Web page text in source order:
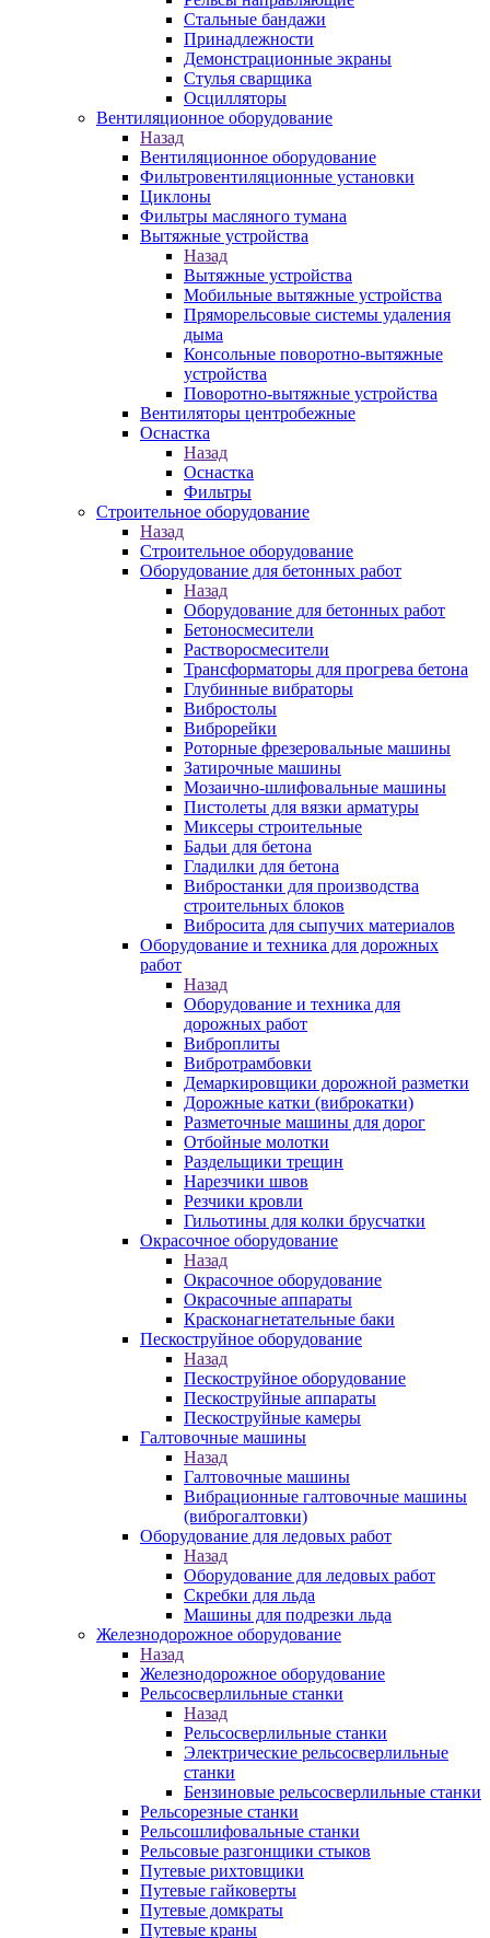
Стальные бандажи
Принадлежности
Демонстрационные экраны
Стулья сварщика
Осцилляторы
Вентиляционное оборудование
Назад
Вентиляционное оборудование
Фильтровентиляционные установки
Циклоны
Фильтры масляного тумана
Вытяжные устройства
Назад
Вытяжные устройства
Мобильные вытяжные устройства
Пряморельсовые системы удаления
дыма
Консольные поворотно-вытяжные
устройства
Поворотно-вытяжные устройства
Вентиляторы центробежные
Оснастка
Назад
Оснастка
Фильтры
Строительное оборудование
Назад
Строительное оборудование
Оборудование для бетонных работ
Назад
Оборудование для бетонных работ
Бетоносмесители
Растворосмесители
Трансформаторы для прогрева бетона
Глубинные вибраторы
Вибростолы
Виброрейки
Роторные фрезеровальные машины
Затирочные машины
Мозаично-шлифовальные машины
Пистолеты для вязки арматуры
Миксеры строительные
Бадьи для бетона
Гладилки для бетона
Вибростанки для производства
строительных блоков
Вибросита для сыпучих материалов
Оборудование и техника для дорожных
работ
Назад
Оборудование и техника для
дорожных работ
Виброплиты
Вибротрамбовки
Демаркировщики дорожной разметки
Дорожные катки (виброкатки)
Разметочные машины для дорог
Отбойные молотки
Раздельщики трещин
Нарезчики швов
Резчики кровли
Гильотины для колки брусчатки
Окрасочное оборудование
Назад
Окрасочное оборудование
Окрасочные аппараты
Красконагнетательные баки
Пескоструйное оборудование
Назад
Пескоструйное оборудование
Пескоструйные аппараты
Пескоструйные камеры
Галтовочные машины
Назад
Галтовочные машины
Вибрационные галтовочные машины
(виброгалтовки)
Оборудование для ледовых работ
Назад
Оборудование для ледовых работ
Скребки для льда
Машины для подрезки льда
Железнодорожное оборудование
Назад
Железнодорожное оборудование
Рельсосверлильные станки
Назад
Рельсосверлильные станки
Электрические рельсосверлильные
станки
Бензиновые рельсосверлильные станки
Рельсорезные станки
Рельсошлифовальные станки
Рельсовые разгонщики стыков
Путевые рихтовщики
Путевые гайковерты
Путевые домкраты
Путевые краны